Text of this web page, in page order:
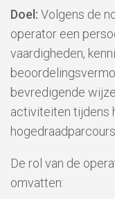
Doel: Volgens de
operator een
vaardigheden,
bevredigende
activiteiten tijdens
hogedraadparcours.
De rol van de
omvatten: